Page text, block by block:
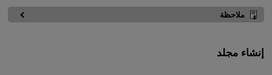
ملاحظة
إنشاء مجلد